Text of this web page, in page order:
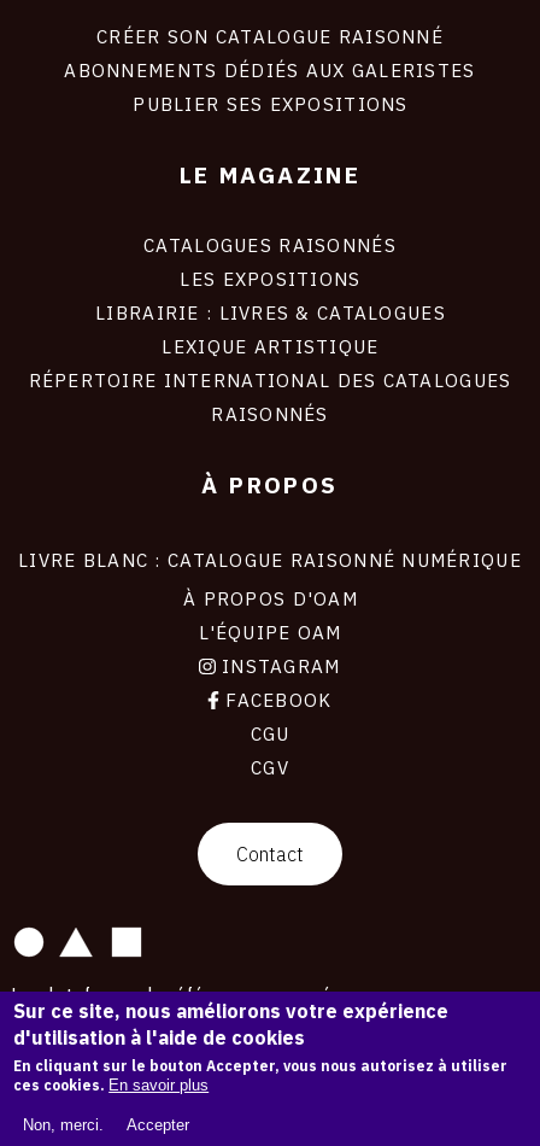
CRÉER SON CATALOGUE RAISONNÉ
ABONNEMENTS DÉDIÉS AUX GALERISTES
PUBLIER SES EXPOSITIONS
LE MAGAZINE
CATALOGUES RAISONNÉS
LES EXPOSITIONS
LIBRAIRIE : LIVRES & CATALOGUES
LEXIQUE ARTISTIQUE
RÉPERTOIRE INTERNATIONAL DES CATALOGUES
RAISONNÉS
À PROPOS
LIVRE BLANC : CATALOGUE RAISONNÉ NUMÉRIQUE
À PROPOS D'OAM
L'ÉQUIPE OAM
INSTAGRAM
FACEBOOK
CGU
CGV
Contact
La plateforme de référence pour créer,
conserver et promouvoir l'Histoire de l'Art.
Des catalogues raisonnés aux archives
d'expositions.
43 279 œuvres d'art — 7 588 expositions
Copyright © OAM 2026. Tous droits réservés.
Sur ce site, nous améliorons votre expérience
d'utilisation à l'aide de cookies
En cliquant sur le bouton Accepter, vous nous autorisez à utiliser
ces cookies. En savoir plus
Non, merci. Accepter